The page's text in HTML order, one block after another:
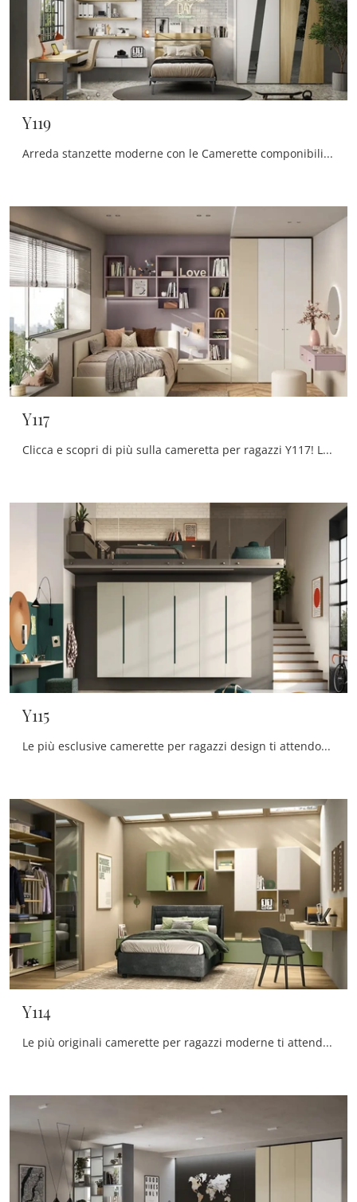
Y119
Arreda stanzette moderne con le Camerette componibili Moretti Compact Camerette! Il modello Y119 in melaminico è per ragazzi.
Y117
Clicca e scopri di più sulla cameretta per ragazzi Y117! Le Camerette su misura Moretti Compact Camerette ti attendono.
Y115
Le più esclusive camerette per ragazzi design ti attendono! Scopri il modello Y115 di Moretti Compact Camerette.
Y114
Le più originali camerette per ragazzi moderne ti attendono! Scopri il modello Y114 di Moretti Compact Camerette.